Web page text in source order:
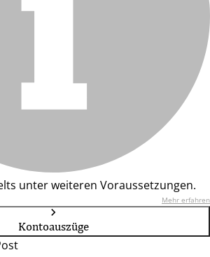
unter weiteren Voraussetzungen.
Mehr erfahren
Kontoauszüge